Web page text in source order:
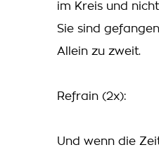
im Kreis und
Sie sind
Allein zu zweit.
Refrain (2x):
Und wenn die